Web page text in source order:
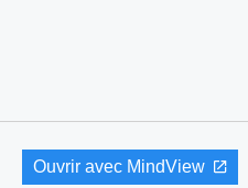
: Ouvrir avec MindView